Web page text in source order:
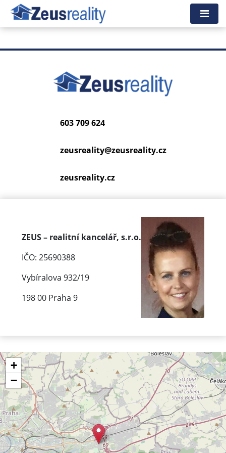
Tato nemovitost neexistuje, již nejspíš byla smazána.
Zpět na hlavní stranu.
603 709 624
zeusreality@zeusreality.cz
zeusreality.cz
ZEUS – realitní kancelář, s.r.o.
IČO: 25690388
Vybíralova 932/19
198 00 Praha 9
+
−